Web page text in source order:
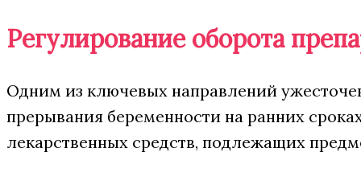
Регулирование оборота
Одним из ключевых направлений
прерывания беременности на ранних
лекарственных средств, подлежащих